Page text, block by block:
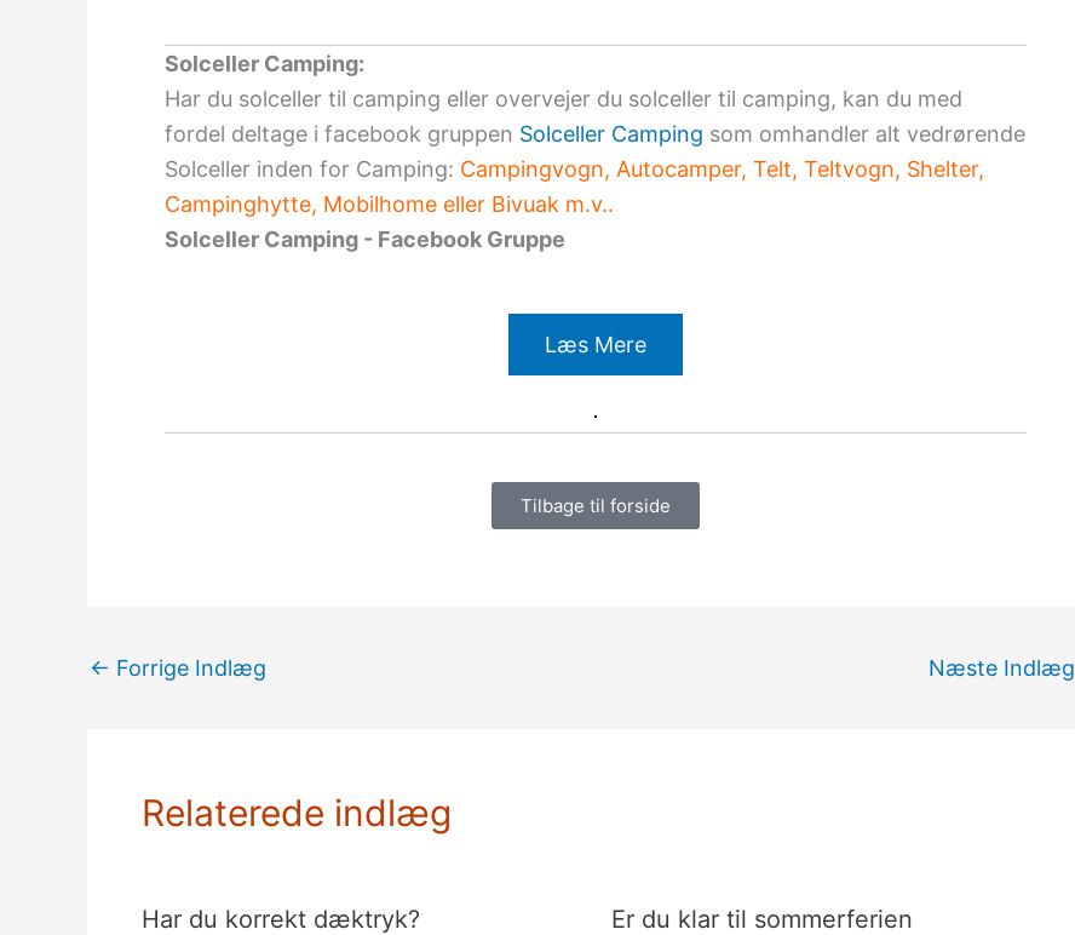
Solceller Camping:
Har du solceller til camping eller overvejer du solceller til camping, kan du med
fordel deltage i facebook gruppen Solceller Camping som omhandler alt vedrørende
Solceller inden for Camping: Campingvogn, Autocamper, Telt, Teltvogn, Shelter,
Campinghytte, Mobilhome eller Bivuak m.v..
Solceller Camping - Facebook Gruppe
Læs Mere
Tilbage til forside
← Forrige Indlæg Næste Indlæg
Relaterede indlæg
Har du korrekt dæktryk? Er du klar til sommerferien